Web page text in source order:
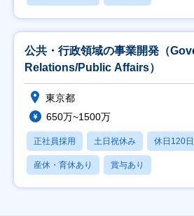
公共・行政領域の事業開発（
Relations/Public Affairs）
東京都
650万~1500万
正社員採用 土日祝休み 休日120
産休・育休あり 賞与あり